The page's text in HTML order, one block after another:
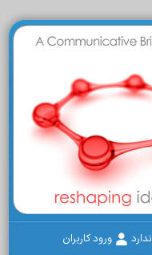
ورود کاربران